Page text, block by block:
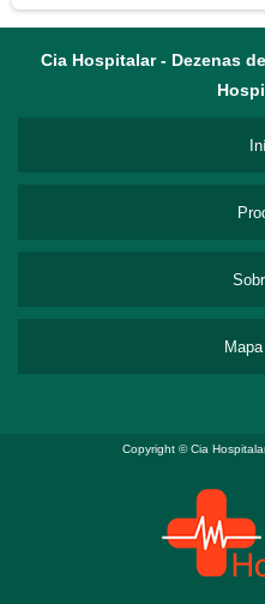
Cia Hospitalar - Dezenas
Copyright © Cia